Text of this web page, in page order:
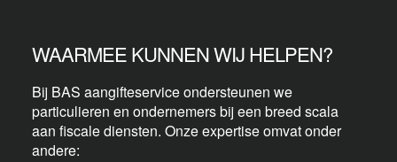
WAARMEE KUNNEN WIJ HELPEN?
Bij BAS aangifteservice ondersteunen we
particulieren en ondernemers bij een breed scala
aan fiscale diensten. Onze expertise omvat onder
andere: